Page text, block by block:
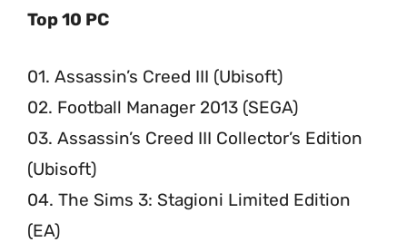
Top 10 PC
01. Assassin’s Creed III (Ubisoft)
02. Football Manager 2013 (SEGA)
03. Assassin’s Creed III Collector’s Edition
(Ubisoft)
04. The Sims 3: Stagioni Limited Edition
(EA)